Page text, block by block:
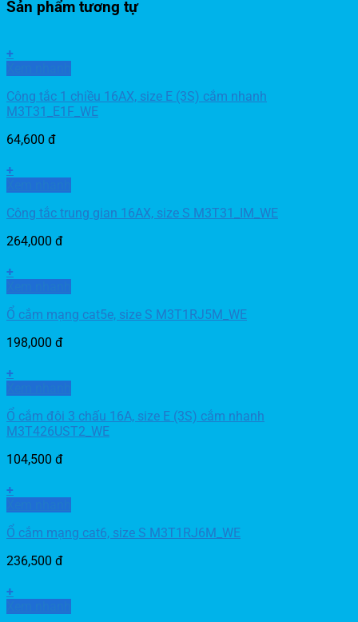
Sản phẩm tương tự
+
Công tắc 1 chiều 16AX, size E (3S) cắm nhanh
M3T31_E1F_WE
64,600 đ
+
Công tắc trung gian 16AX, size S M3T31_IM_WE
264,000 đ
+
Ổ cắm mạng cat5e, size S M3T1RJ5M_WE
198,000 đ
+
Ổ cắm đôi 3 chấu 16A, size E (3S) cắm nhanh
M3T426UST2_WE
104,500 đ
+
Ổ cắm mạng cat6, size S M3T1RJ6M_WE
236,500 đ
+